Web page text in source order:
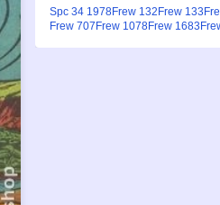
Spc 34 1978Frew 132 Frew 133
Frew 707 Frew 1078Frew 1683